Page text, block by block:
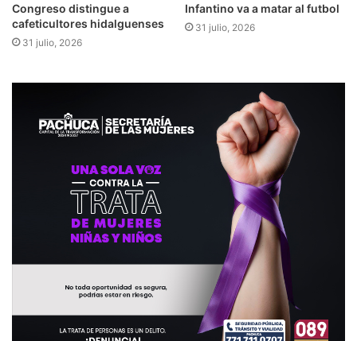
Congreso distingue a
cafeticultores hidalguenses
31 julio, 2026
Infantino va a matar al futbol
31 julio, 2026